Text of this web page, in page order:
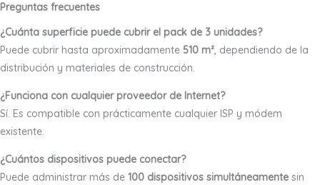
Preguntas frecuentes
¿Cuánta superficie puede cubrir el pack de 3 unidades?
Puede cubrir hasta aproximadamente 510 m², dependiendo de la
distribución y materiales de construcción.
¿Funciona con cualquier proveedor de Internet?
Sí. Es compatible con prácticamente cualquier ISP y módem
existente.
¿Cuántos dispositivos puede conectar?
Puede administrar más de 100 dispositivos simultáneamente sin